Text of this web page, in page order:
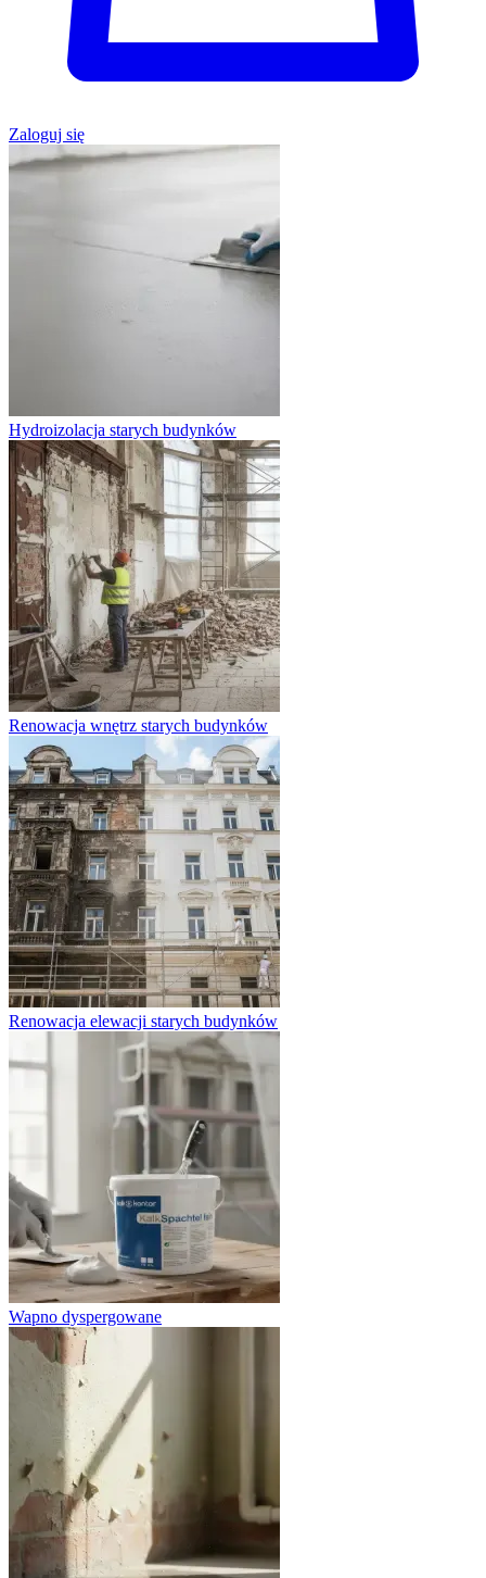
Zaloguj się
Hydroizolacja starych budynków
Renowacja wnętrz starych budynków
Renowacja elewacji starych budynków
Wapno dyspergowane